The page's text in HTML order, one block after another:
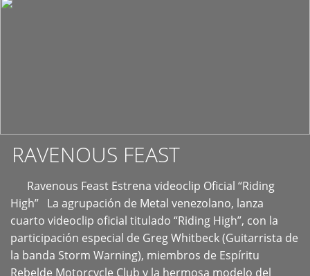
RAVENOUS FEAST
Ravenous Feast Estrena videoclip Oficial “Riding
High” La agrupación de Metal venezolano, lanza
cuarto videoclip oficial titulado “Riding High”, con la
participación especial de Greg Whitbeck (Guitarrista de
la banda Storm Warning), miembros de Espíritu
Rebelde Motorcycle Club y la hermosa modelo del